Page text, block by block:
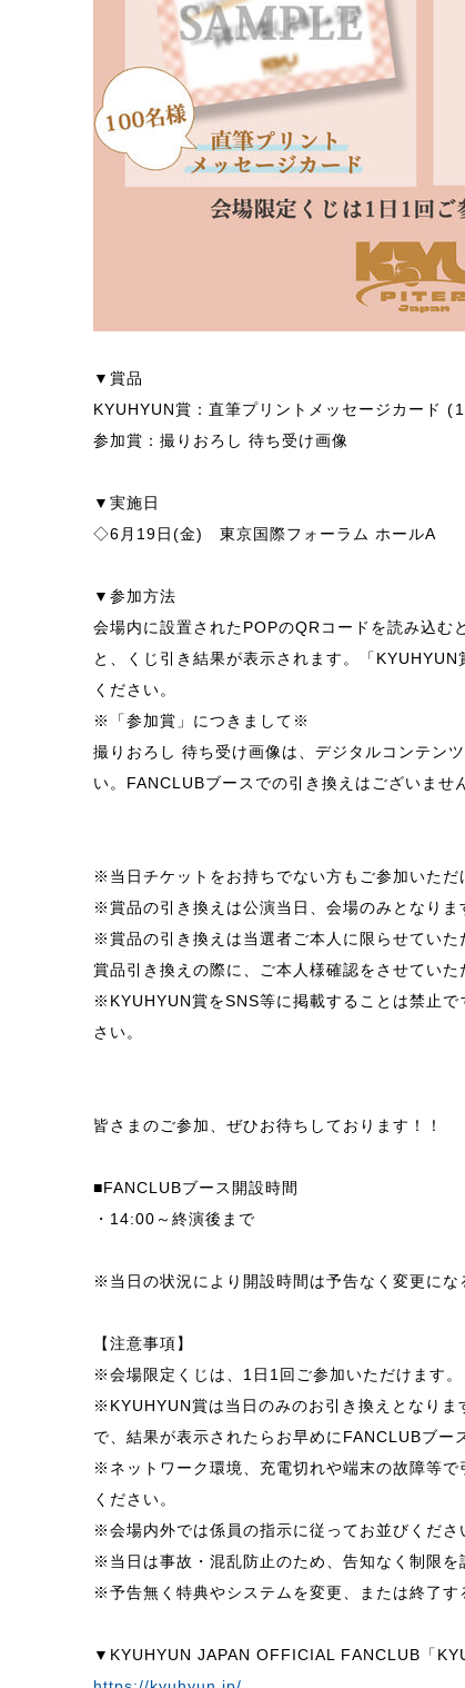
▼賞品
KYUHYUN賞：直筆プリントメッセージカード
参加賞：撮りおろし 待ち受け画像
▼実施日
◇6月19日(金) 東京国際フォーラム ホールA
▼参加方法
会場内に設置されたPOPのQRコードを読み込
と、くじ引き結果が表示されます。「
ください。
※「参加賞」につきまして※
撮りおろし 待ち受け画像は、デジタルコンテン
い。FANCLUBブースでの引き換えはございませ
※当日チケットをお持ちでない方もご参加いただ
※賞品の引き換えは公演当日、会場のみとなりま
※賞品の引き換えは当選者ご本人に限らせていた
賞品引き換えの際に、ご本人様確認をさせてい
※KYUHYUN賞をSNS等に掲載することは禁止
さい。
皆さまのご参加、ぜひお待ちしております！！
■FANCLUBブース開設時間
・14:00～終演後まで
※当日の状況により開設時間は予告なく変更にな
【注意事項】
※会場限定くじは、1日1回ご参加いただけます。
※KYUHYUN賞は当日のみのお引き換えとなり
で、結果が表示されたらお早めにFANCLUBブー
※ネットワーク環境、充電切れや端末の故障等
ください。
※会場内外では係員の指示に従ってお並びくださ
※当日は事故・混乱防止のため、告知なく制限を
※予告無く特典やシステムを変更、または終了す
▼KYUHYUN JAPAN OFFICIAL FANCLUB「